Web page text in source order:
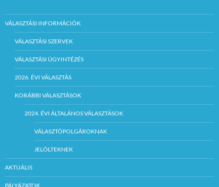
VÁLASZTÁSI INFORMÁCIÓK
VÁLASZTÁSI SZERVEK
VÁLASZTÁSI ÜGYINTÉZÉS
2026. ÉVI VÁLASZTÁS
KORÁBBI VÁLASZTÁSOK
2024. ÉVI ÁLTALÁNOS VÁLASZTÁSOK
VÁLASZTÓPOLGÁROKNAK
JELÖLTEKNEK
AKTUÁLIS
PÁLYÁZATOK